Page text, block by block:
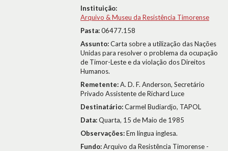
Instituição:
Arquivo & Museu da Resistência Timorense
Pasta:06477.158
Assunto:Carta sobre a utilização das Nações
Unidas para resolver o problema da ocupação
de Timor-Leste e da violação dos Direitos
Humanos.
Remetente:A. D. F. Anderson, Secretário
Privado Assistente de Richard Luce
Destinatário:Carmel Budiardjo, TAPOL
Data:Quarta, 15 de Maio de 1985
Observações:Em língua inglesa.
Fundo:Arquivo da Resistência Timorense -